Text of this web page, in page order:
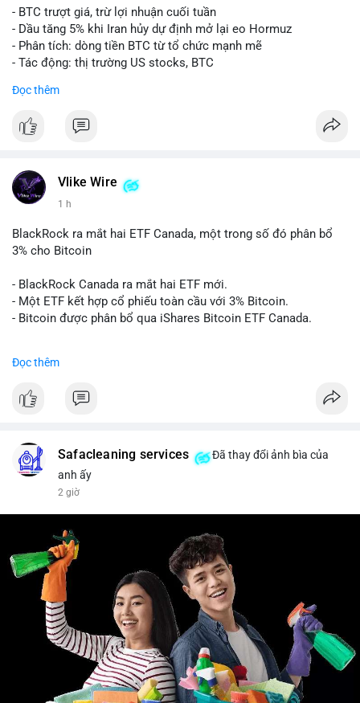
- BTC trượt giá, trừ lợi nhuận cuối tuần
- Dầu tăng 5% khi Iran hủy dự định mở lại eo Hormuz
- Phân tích: dòng tiền BTC từ tổ chức mạnh mẽ
- Tác động: thị trường US stocks, BTC
#binancesquare
$btc
📰 Nguồn: Cointelegraph
Đọc thêm
Vlike Wire
1 h
BlackRock ra mắt hai ETF Canada, một trong số đó phân bổ
3% cho Bitcoin
- BlackRock Canada ra mắt hai ETF mới.
- Một ETF kết hợp cổ phiếu toàn cầu với 3% Bitcoin.
- Bitcoin được phân bổ qua iShares Bitcoin ETF Canada.
📰 Nguồn: Cointelegraph
Đọc thêm
Safacleaning services
Đã thay đổi ảnh bìa của
anh ấy
2 giờ